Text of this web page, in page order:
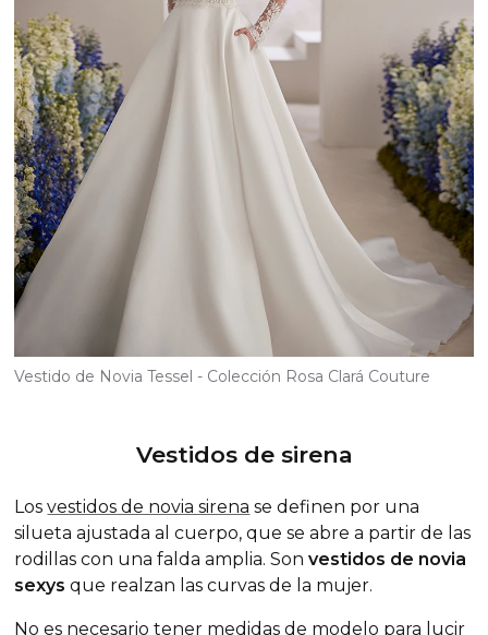
Vestido de Novia Tessel - Colección Rosa Clará Couture
Vestidos de sirena
Losvestidos de novia sirena se definen por una
silueta ajustada al cuerpo, que se abre a partir de las
rodillas con una falda amplia. Sonvestidos de novia
sexys que realzan las curvas de la mujer.
No es necesario tener medidas de modelo para lucir